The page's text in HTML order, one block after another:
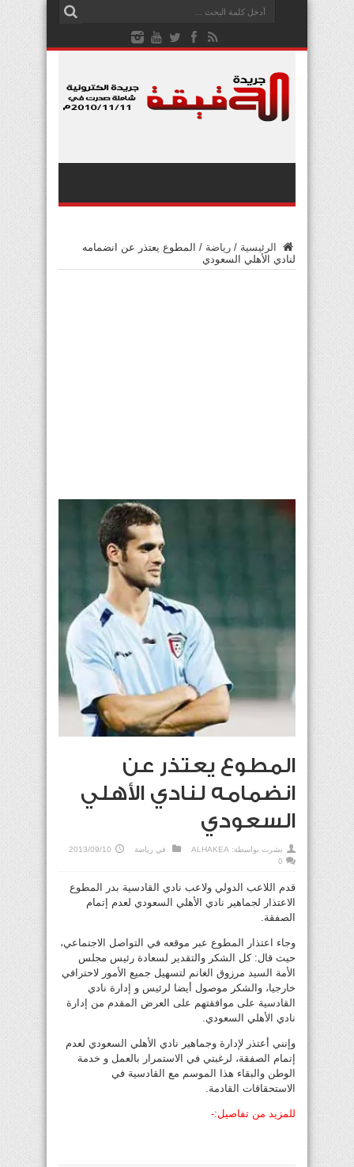
الرئيسية / رياضة / المطوع يعتذر عن انضمامه
لنادي الأهلي السعودي
المطوع يعتذر عن
انضمامه لنادي الأهلي
السعودي
نشرت بواسطة: ALHAKEA في رياضة
2013/09/10
0
قدم اللاعب الدولي ولاعب نادي القادسية بدر المطوع
الاعتذار لجماهير نادي الأهلي السعودي لعدم إتمام
الصفقة.
وجاء اعتذار المطوع عبر موقعه في التواصل الاجتماعي،
حيث قال: كل الشكر والتقدير لسعادة رئيس مجلس
الأمة السيد مرزوق الغانم لتسهيل جميع الأمور لاحترافي
خارجيا، والشكر موصول أيضا لرئيس و إدارة نادي
القادسية على موافقتهم على العرض المقدم من إدارة
نادي الأهلي السعودي.
وإنني أعتذر لإدارة وجماهير نادي الأهلي السعودي لعدم
إتمام الصفقة، لرغبتي في الاستمرار بالعمل و خدمة
الوطن والبقاء هذا الموسم مع القادسية في
الاستحقاقات القادمة.
للمزيد من تفاصيل:-